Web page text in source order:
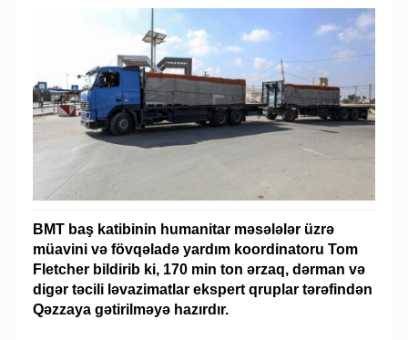
BMT baş katibinin humanitar məsələlər üzrə
müavini və fövqəladə yardım koordinatoru Tom
Fletcher bildirib ki, 170 min ton ərzaq, dərman və
digər təcili ləvazimatlar ekspert qruplar tərəfindən
Qəzzaya gətirilməyə hazırdır.